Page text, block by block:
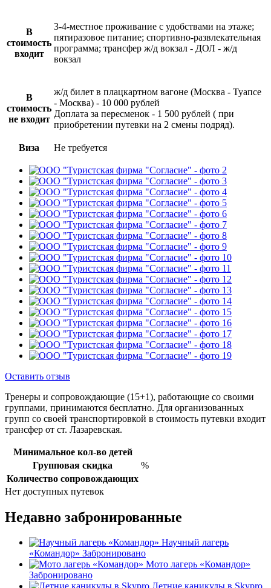
В
стоимость
входит
3-4-местное проживание с удобствами на этаже;
пятиразовое питание; спортивно-развлекательная
программа; трансфер ж/д вокзал - ДОЛ - ж/д
вокзал
В
стоимость
не входит
ж/д билет в плацкартном вагоне (Москва - Туапсе
- Москва) - 10 000 рублей
Доплата за пересменок - 1 500 рублей ( при
приобретении путевки на 2 смены подряд).
Виза Не требуется
Оставить отзыв
Тренеры и сопровождающие (15+1), работающие со своими
группами, принимаются бесплатно. Для организованных
групп со своей транспортировкой в стоимость путевки входит
трансфер от ст. Лазаревская.
Минимальное кол-во детей
Групповая скидка
%
Количество сопровождающих
Нет доступных путевок
Недавно забронированные
Научный лагерь
«Командор» Забронировано
Мото лагерь «Командор»
Забронировано